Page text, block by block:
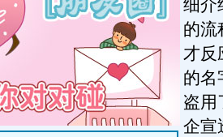
细介
的流
才反
的名
盗用
企宣